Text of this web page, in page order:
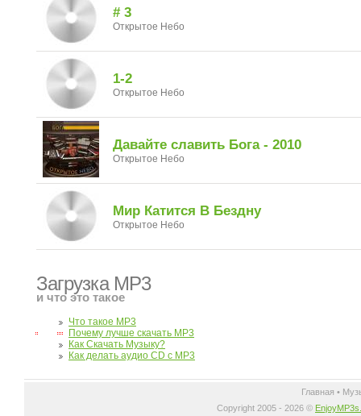
# 3
Открытое Небо
1-2
Открытое Небо
Давайте славить Бога - 2010
Открытое Небо
Мир Катится В Бездну
Открытое Небо
Загрузка MP3
и что это такое
Что такое MP3
Почему лучше скачать MP3
Как Скачать Музыку?
Как делать аудио CD с MP3
Главная •
Copyright 2005 - 2026 ©